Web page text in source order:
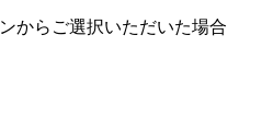
からご選択いただいた場合